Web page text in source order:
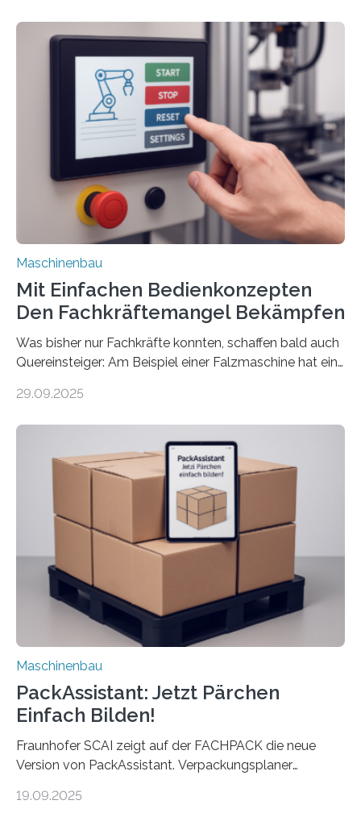
Maschinenbau
Mit Einfachen Bedienkonzepten
Den Fachkräftemangel Bekämpfen
Was bisher nur Fachkräfte konnten, schaffen bald auch
Quereinsteiger: Am Beispiel einer Falzmaschine hat ein
Mensch-Maschine-Schnittstelle so sehr vereinfacht,
Die zugrunde liegende Methodik lässt sich auf alle
anderen Maschinen übertragen. Eine Falzmaschine
umzurüsten ist ein Job für echte Profis. Eine solche
Maschine faltet in Druckereien Broschüren, Prospekte,
Landkarten und vieles mehr – mehrere Zehntausend
Exemplare pro Stunde. Je nach Maschinentyp und
Auftrag kann das Umrüsten…
29.09.2025
Maschinenbau
PackAssistant: Jetzt Pärchen
Einfach Bilden!
Fraunhofer SCAI zeigt auf der FACHPACK die neue
Version von PackAssistant. Verpackungsplaner
Automobil, Maschinenbau und in der Zulieferindustrie.
19.09.2025